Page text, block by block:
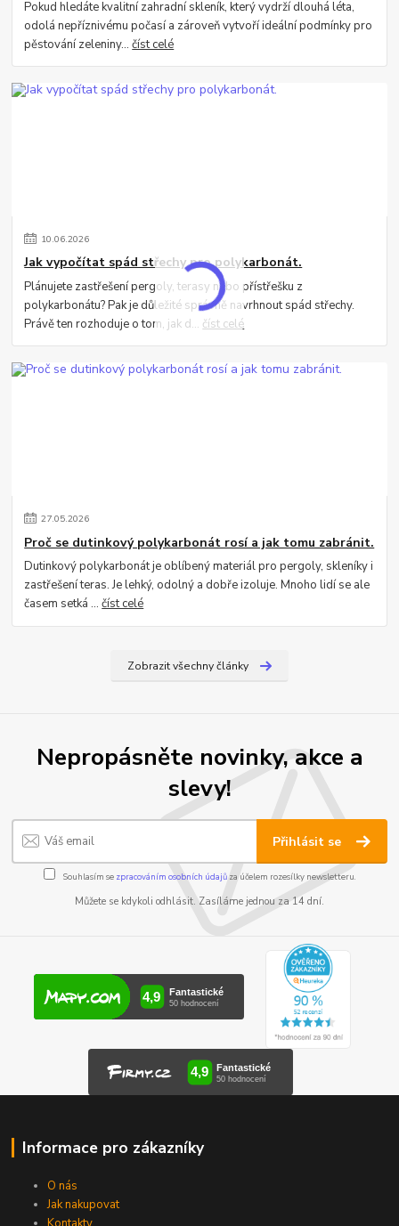
Pokud hledáte kvalitní zahradní skleník, který vydrží dlouhá léta,
odolá nepříznivému počasí a zároveň vytvoří ideální podmínky pro
pěstování zeleniny...číst celé
10.06.2026
Jak vypočítat spád střechy pro polykarbonát.
Plánujete zastřešení pergoly, terasy nebo přístřešku z
polykarbonátu? Pak je důležité správně navrhnout spád střechy.
Právě ten rozhoduje o tom, jak d... číst celé
27.05.2026
Proč se dutinkový polykarbonát rosí a jak tomu zabránit.
Dutinkový polykarbonát je oblíbený materiál pro pergoly, skleníky i
zastřešení teras. Je lehký, odolný a dobře izoluje. Mnoho lidí se ale
časem setká ...číst celé
Zobrazit všechny články
Nepropásněte novinky, akce a
slevy!
Přihlásit se
Souhlasím se zpracováním osobních údajůza účelem rozesílky newsletteru.
Můžete se kdykoli odhlásit. Zasíláme jednou za 14 dní.
Informace pro zákazníky
O nás
Jak nakupovat